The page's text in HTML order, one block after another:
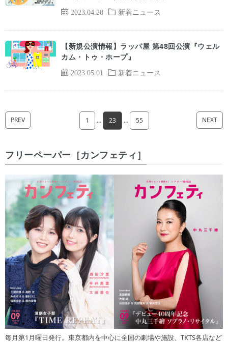
2023.04.28 新着ニュース
2023.05.01 新着ニュース
【新規公演情報】ラッパ屋 第48回公演『ウェル
カム・トゥ・ホープ』
PREV 1 … 23 … 55 NEXT
フリーペーパー［カンフェティ］
毎月第1月曜日発行。東京都内を中心に全国の劇場や施設、TKTS各店など